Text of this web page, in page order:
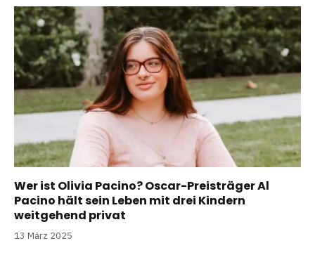
Wer ist Olivia Pacino? Oscar-Preisträger Al
Pacino hält sein Leben mit drei Kindern
weitgehend privat
13 März 2025